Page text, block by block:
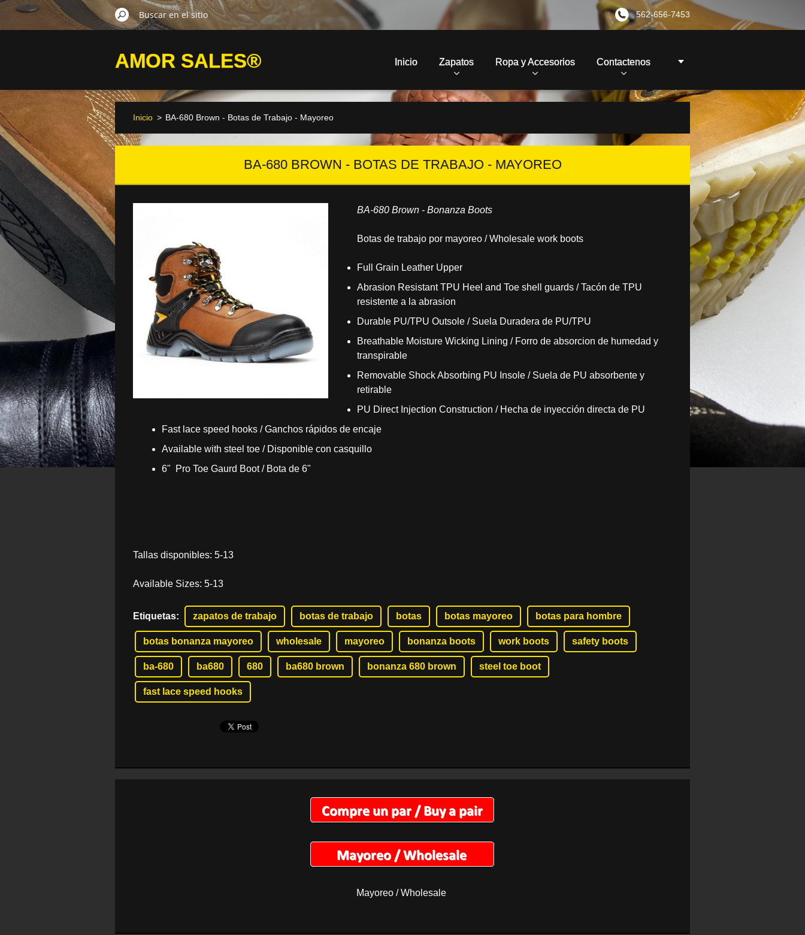
562-656-7453
AMOR SALES® Inicio Zapatos Ropa y Accesorios Contactenos
Inicio > BA-680 Brown - Botas de Trabajo - Mayoreo
BA-680 BROWN - BOTAS DE TRABAJO - MAYOREO
BA-680 Brown - Bonanza Boots
Botas de trabajo por mayoreo / Wholesale work boots
Full Grain Leather Upper
Abrasion Resistant TPU Heel and Toe shell guards / Tacón de TPU
resistente a la abrasion
Durable PU/TPU Outsole / Suela Duradera de PU/TPU
Breathable Moisture Wicking Lining / Forro de absorcion de humedad y
transpirable
Removable Shock Absorbing PU Insole / Suela de PU absorbente y
retirable
PU Direct Injection Construction / Hecha de inyección directa de PU
Fast lace speed hooks / Ganchos rápidos de encaje
Available with steel toe / Disponible con casquillo
6" Pro Toe Gaurd Boot / Bota de 6"
Tallas disponibles: 5-13
Available Sizes: 5-13
Etiquetas: zapatos de trabajo botas de trabajo botas botas mayoreo botas para hombre
botas bonanza mayoreo wholesale mayoreo bonanza boots work boots safety boots
ba-680 ba680 680 ba680 brown bonanza 680 brown steel toe boot
fast lace speed hooks
Mayoreo / Wholesale